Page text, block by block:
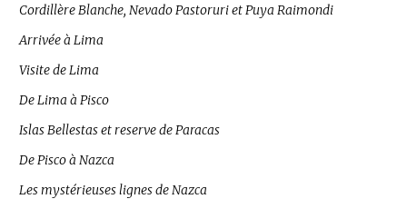
Cordillère Blanche, Nevado Pastoruri et Puya Raimondi
Arrivée à Lima
Visite de Lima
De Lima à Pisco
Islas Bellestas et reserve de Paracas
De Pisco à Nazca
Les mystérieuses lignes de Nazca